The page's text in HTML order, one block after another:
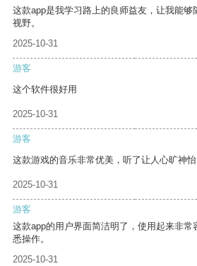
这款app是我学习路上的良师益友，让我能
视野。
2025-10-31
游客
这个软件很好用
2025-10-31
游客
这款游戏的音乐非常优美，听了让人心旷神怡
2025-10-31
游客
这款app的用户界面简洁明了，使用起来非
悉操作。
2025-10-31